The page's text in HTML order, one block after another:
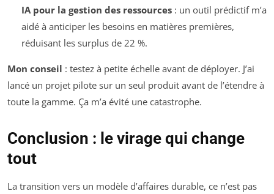
IA pour la gestion des ressources: un outil prédictif m’a
aidé à anticiper les besoins en matières premières,
réduisant les surplus de 22 %.
Mon conseil : testez à petite échelle avant de déployer. J’ai
lancé un projet pilote sur un seul produit avant de l’étendre à
toute la gamme. Ça m’a évité une catastrophe.
Conclusion : le virage qui change
tout
La transition vers un modèle d’affaires durable, ce n’est pas